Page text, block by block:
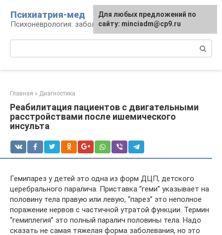
контенту
Психиатрия-мед
Психоневрология: заболевания и терапия
Главная » Диагностика
Реабилитация пациентов с двигательными
расстройствами после ишемического
инсульта
Гемипарез у детей это одна из форм ДЦП, детского
церебрального паралича. Приставка “геми” указывает на
половину тела правую или левую, “парез” это неполное
поражение нервов с частичной утратой функции. Термин
“гемиплегия” это полный паралич половины тела. Надо
сказать не самая тяжелая форма заболевания, но это
Для любых предложений по
сайту: minciadm@cp9.ru